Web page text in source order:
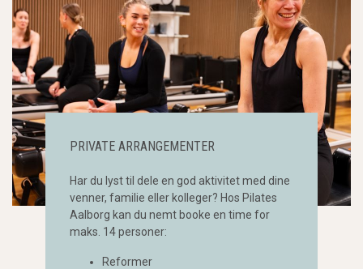
PRIVATE ARRANGEMENTER
Har du lyst til dele en god aktivitet med dine
venner, familie eller kolleger? Hos Pilates
Aalborg kan du nemt booke en time for
maks. 14 personer:
Reformer